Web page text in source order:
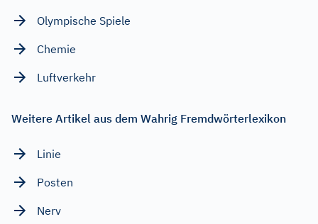
Olympische Spiele
Chemie
Luftverkehr
Weitere Artikel aus dem Wahrig Fremdwörterlexikon
Linie
Posten
Nerv